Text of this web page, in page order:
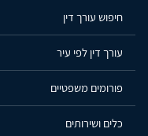
חיפוש עורך דין
עורך דין לפי עיר
פורומים משפטיים
כלים ושירותים